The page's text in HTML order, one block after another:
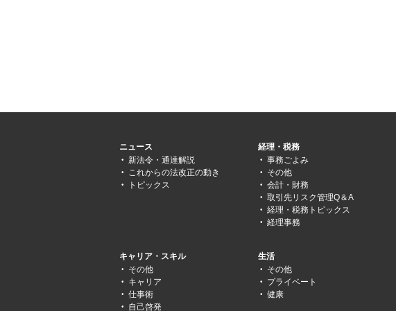
ニュース
新法令・通達解説
これからの法改正の動き
トピックス
経理・税務
事務ごよみ
その他
会計・財務
取引先リスク管理Q＆A
経理・税務トピックス
経理事務
キャリア・スキル
その他
キャリア
仕事術
自己啓発
生活
その他
プライベート
健康